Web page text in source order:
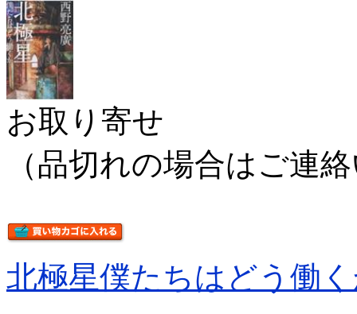
お取り寄せ
（品切れの場合はご連
北極星僕たちはどう働